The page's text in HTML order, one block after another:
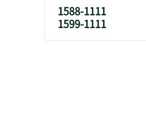
1588-1111
1599-1111